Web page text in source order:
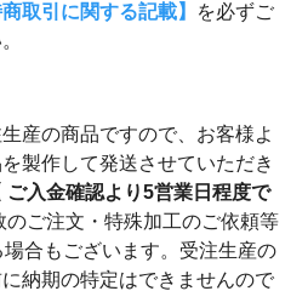
商取引に関する記載】
を必ずご
産の商品ですので、お客様よ
製作して発送させていただき
ご入金確認より5営業日程度で
のご注文・特殊加工のご依頼等
合もございます。受注生産の
納期の特定はできませんので